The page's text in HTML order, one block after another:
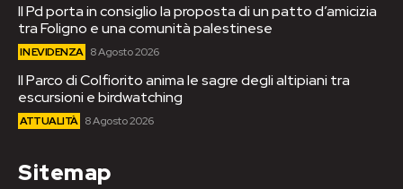
Il Pd porta in consiglio la proposta di un patto d’amicizia
tra Foligno e una comunità palestinese
IN EVIDENZA 8 Agosto 2026
Il Parco di Colfiorito anima le sagre degli altipiani tra
escursioni e birdwatching
ATTUALITÀ 8 Agosto 2026
Sitemap